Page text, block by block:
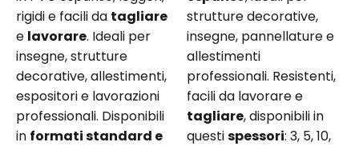
rigidi e facili da tagliare
e lavorare. Ideali per
insegne, strutture
decorative, allestimenti,
espositori e lavorazioni
professionali. Disponibili
in formati standard e
strutture decorative,
insegne, pannellature e
allestimenti
professionali. Resistenti,
facili da lavorare e
tagliare, disponibili in
questispessori: 3, 5, 10,